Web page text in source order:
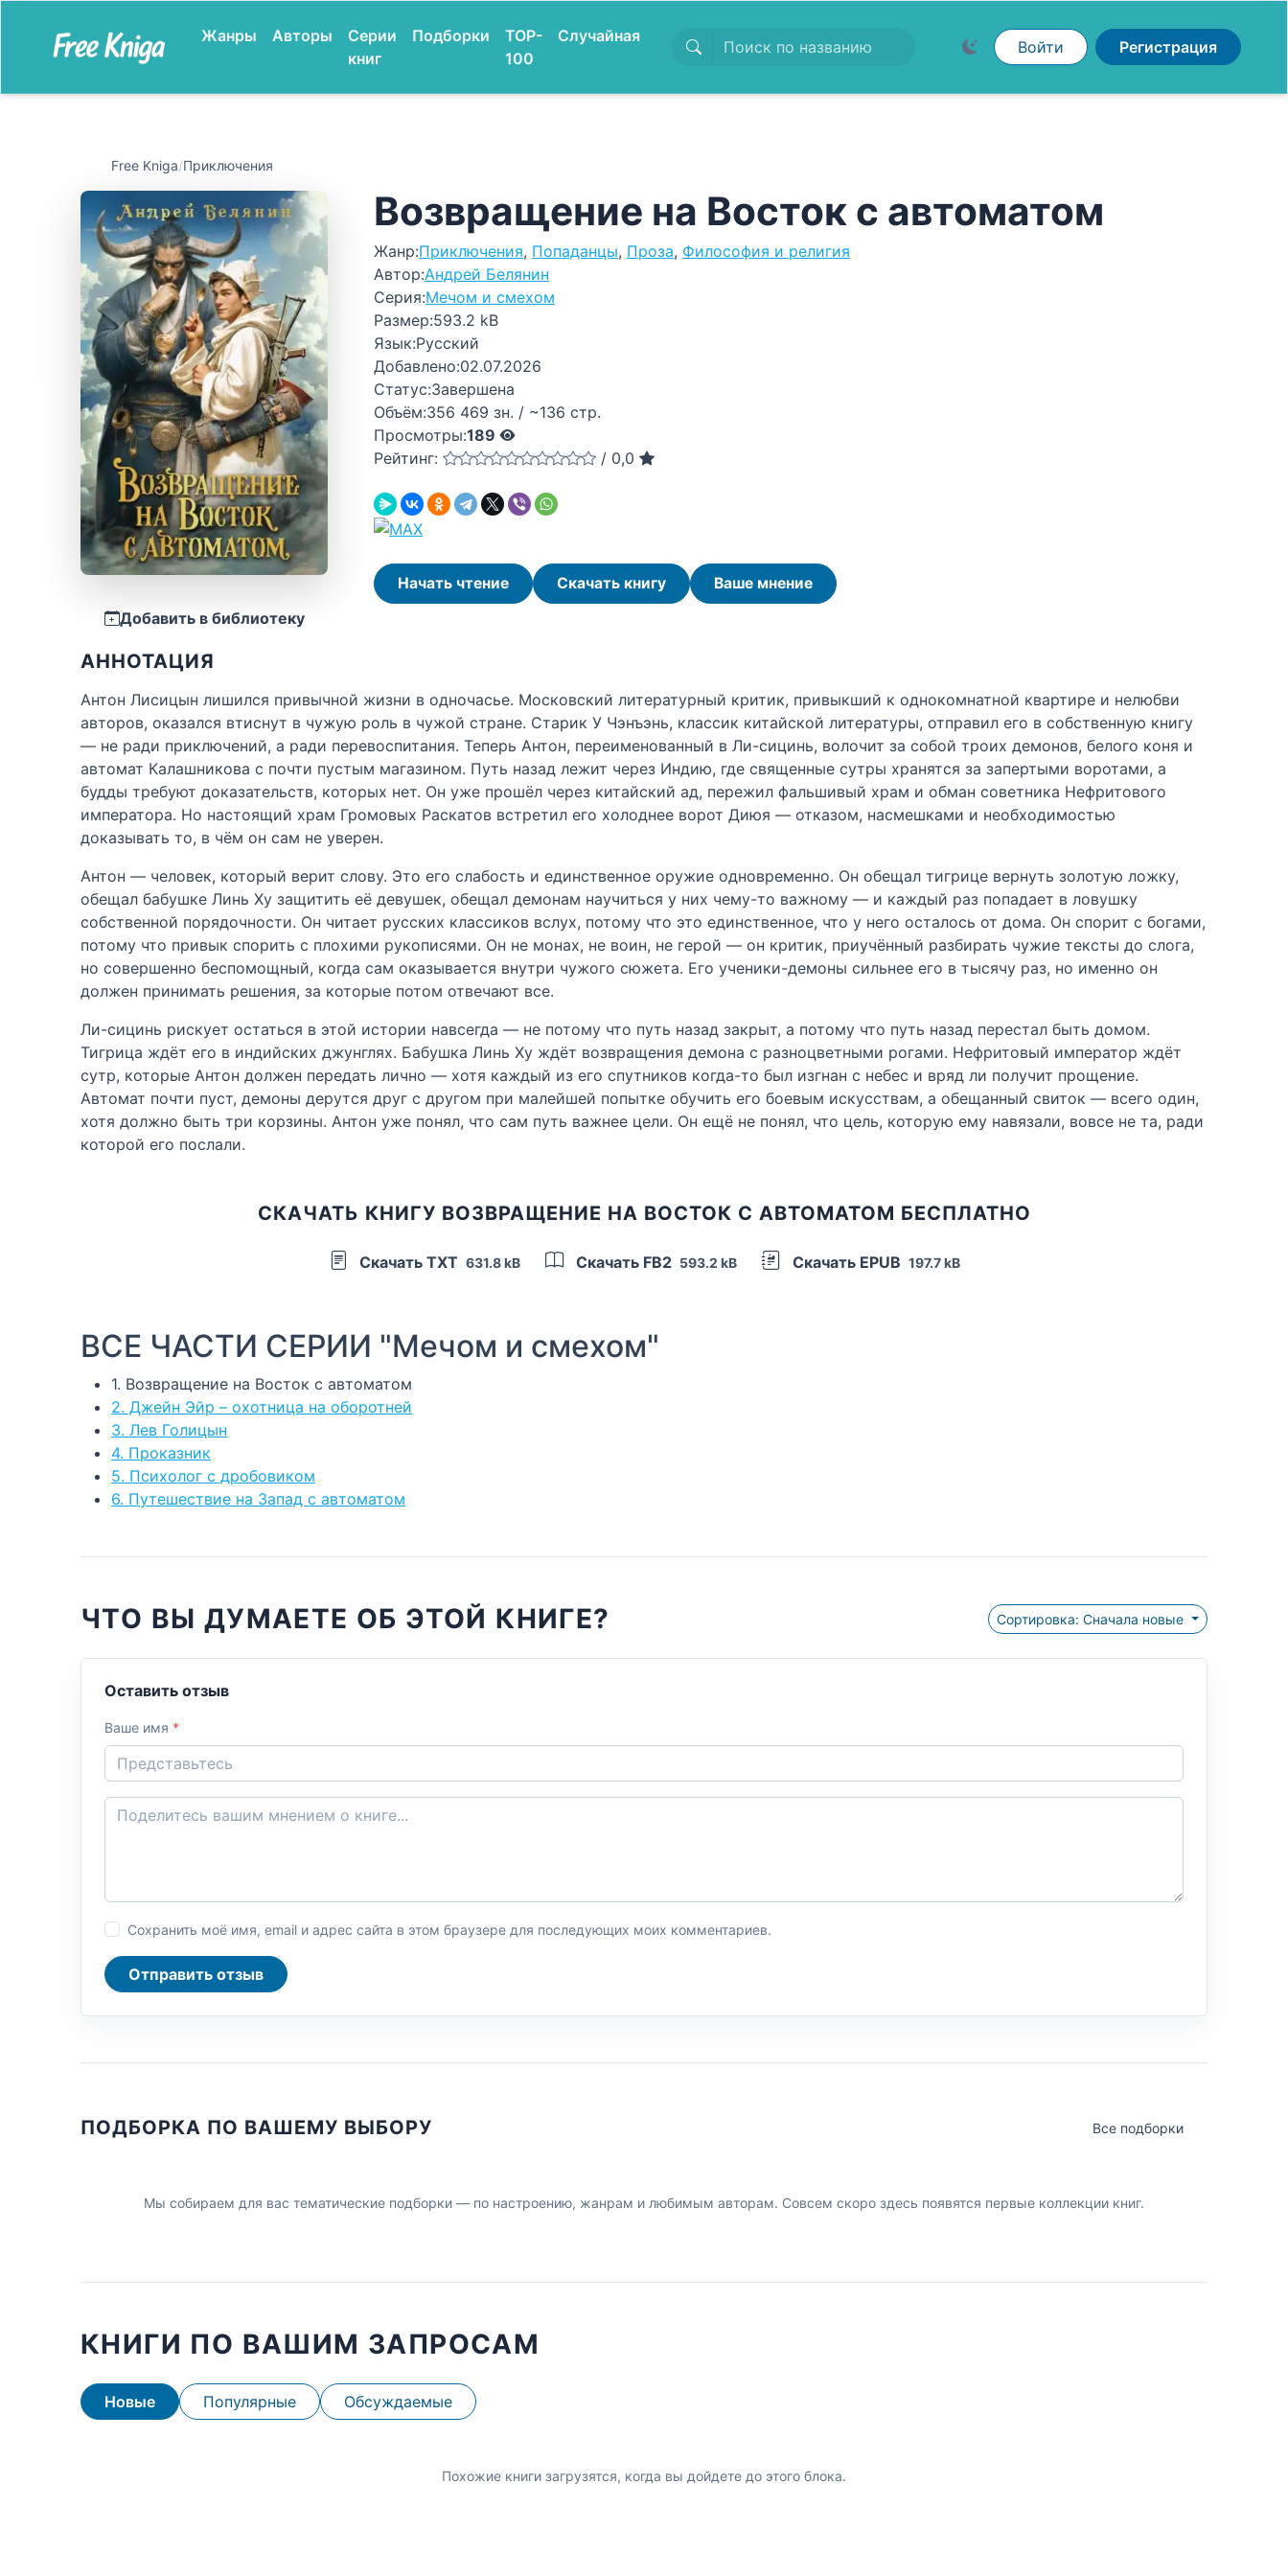
Жанры Авторы
Серии
книг
Подборки
TOP-
100
Случайная
Войти Регистрация
Free Kniga/Приключения
Добавить в библиотеку
Возвращение на Восток с автоматом
Жанр:Приключения, Попаданцы, Проза, Философия и религия
Автор:Андрей Белянин
Серия:Мечом и смехом
Размер:593.2 kB
Язык:Русский
Добавлено:02.07.2026
Статус:Завершена
Объём:356 469 зн. / ~136 стр.
Просмотры:189
Рейтинг:
/ 0,0
Начать чтение Скачать книгу Ваше мнение
АННОТАЦИЯ
Антон Лисицын лишился привычной жизни в одночасье. Московский литературный критик, привыкший к однокомнатной квартире и нелюбви
авторов, оказался втиснут в чужую роль в чужой стране. Старик У Чэнъэнь, классик китайской литературы, отправил его в собственную книгу
— не ради приключений, а ради перевоспитания. Теперь Антон, переименованный в Ли-сицинь, волочит за собой троих демонов, белого коня и
автомат Калашникова с почти пустым магазином. Путь назад лежит через Индию, где священные сутры хранятся за запертыми воротами, а
будды требуют доказательств, которых нет. Он уже прошёл через китайский ад, пережил фальшивый храм и обман советника Нефритового
императора. Но настоящий храм Громовых Раскатов встретил его холоднее ворот Диюя — отказом, насмешками и необходимостью
доказывать то, в чём он сам не уверен.
Антон — человек, который верит слову. Это его слабость и единственное оружие одновременно. Он обещал тигрице вернуть золотую ложку,
обещал бабушке Линь Ху защитить её девушек, обещал демонам научиться у них чему-то важному — и каждый раз попадает в ловушку
собственной порядочности. Он читает русских классиков вслух, потому что это единственное, что у него осталось от дома. Он спорит с богами,
потому что привык спорить с плохими рукописями. Он не монах, не воин, не герой — он критик, приучённый разбирать чужие тексты до слога,
но совершенно беспомощный, когда сам оказывается внутри чужого сюжета. Его ученики-демоны сильнее его в тысячу раз, но именно он
должен принимать решения, за которые потом отвечают все.
Ли-сицинь рискует остаться в этой истории навсегда — не потому что путь назад закрыт, а потому что путь назад перестал быть домом.
Тигрица ждёт его в индийских джунглях. Бабушка Линь Ху ждёт возвращения демона с разноцветными рогами. Нефритовый император ждёт
сутр, которые Антон должен передать лично — хотя каждый из его спутников когда-то был изгнан с небес и вряд ли получит прощение.
Автомат почти пуст, демоны дерутся друг с другом при малейшей попытке обучить его боевым искусствам, а обещанный свиток — всего один,
хотя должно быть три корзины. Антон уже понял, что сам путь важнее цели. Он ещё не понял, что цель, которую ему навязали, вовсе не та, ради
которой его послали.
СКАЧАТЬ КНИГУ ВОЗВРАЩЕНИЕ НА ВОСТОК С АВТОМАТОМ БЕСПЛАТНО
Скачать TXT 631.8 kB Скачать FB2 593.2 kB Скачать EPUB 197.7 kB
ВСЕ ЧАСТИ СЕРИИ "Мечом и смехом"
1. Возвращение на Восток с автоматом
2. Джейн Эйр – охотница на оборотней
3. Лев Голицын
4. Проказник
5. Психолог с дробовиком
6. Путешествие на Запад с автоматом
ЧТО ВЫ ДУМАЕТЕ ОБ ЭТОЙ КНИГЕ? Сортировка: Сначала новые
Оставить отзыв
Ваше имя *
Сохранить моё имя, email и адрес сайта в этом браузере для последующих моих комментариев.
Отправить отзыв
ПОДБОРКА ПО ВАШЕМУ ВЫБОРУ Все подборки
Мы собираем для вас тематические подборки — по настроению, жанрам и любимым авторам. Совсем скоро здесь появятся первые коллекции книг.
КНИГИ ПО ВАШИМ ЗАПРОСАМ
Новые Популярные Обсуждаемые
Похожие книги загрузятся, когда вы дойдете до этого блока.